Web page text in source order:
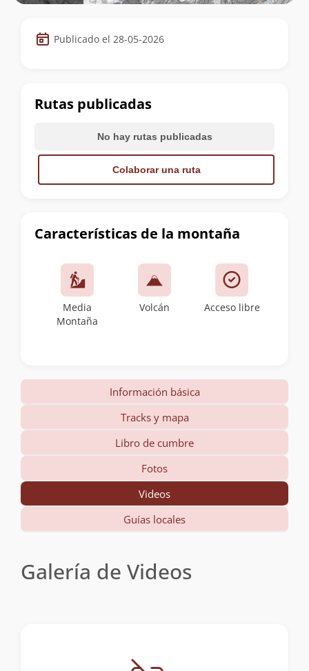
Datos
de
cumbre
Publicado el 28-05-2026
Características de la montaña
Media
Montaña
Volcán Acceso libre
Rutas publicadas
No hay rutas publicadas
Colaborar una ruta
Información básica
Tracks y mapa
Libro de cumbre
Fotos
Videos
Guías locales
Galería de Videos